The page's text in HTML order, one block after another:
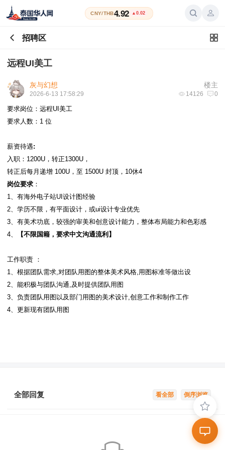
CNY/THB4.92 ▲0.02
招聘区
远程UI美工
楼主
灰与幻想
14126 0
2026-6-13 17:58:29
要求岗位：远程UI美工
要求人数：1 位
薪资待遇:
入职：1200U，转正1300U，
转正后每月递增 100U，至 1500U 封顶，10休4
岗位要求 ：
1、有海外电子站UI设计图经验
2、学历不限，有平面设计，或ui设计专业优先
3、有美术功底，较强的审美和创意设计能力，整体布局能力和色彩感
4、
【不限国籍，要求中文沟通流利】
工作职责 ：
1、根据团队需求,对团队用图的整体美术风格,用图标准等做出设
2、能积极与团队沟通,及时提供团队用图
3、负责团队用图以及部门用图的美术设计,创意工作和制作工作
4、更新现有团队用图
倒序浏览
看全部
全部回复